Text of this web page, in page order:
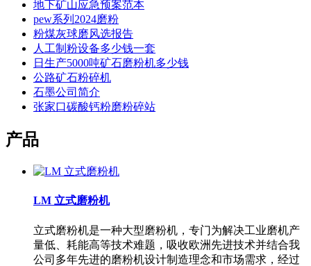
地下矿山应急预案范本
pew系列2024磨粉
粉煤灰球磨风选报告
人工制粉设备多少钱一套
日生产5000吨矿石磨粉机多少钱
公路矿石粉碎机
石墨公司简介
张家口碳酸钙粉磨粉碎站
产品
LM 立式磨粉机
立式磨粉机是一种大型磨粉机，专门为解决工业磨机产
量低、耗能高等技术难题，吸收欧洲先进技术并结合我
公司多年先进的磨粉机设计制造理念和市场需求，经过